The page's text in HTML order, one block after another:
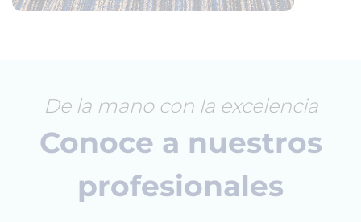
De la mano con la excelencia
Conoce a nuestros
profesionales